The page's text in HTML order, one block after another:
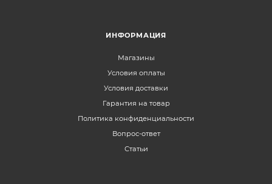
ИНФОРМАЦИЯ
Магазины
Условия оплаты
Условия доставки
Гарантия на товар
Политика конфиденциальности
Вопрос-ответ
Статьи